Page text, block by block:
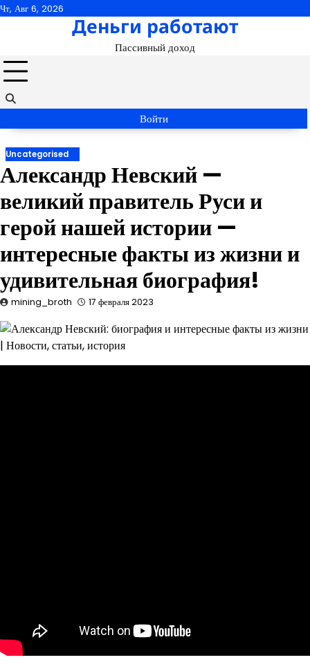
Перейти
Чт, Авг 6, 2026
Деньги работают
Пассивный доход
Войти
Uncategorised
Александр Невский —
великий правитель Руси и
герой нашей истории —
интересные факты из жизни и
удивительная биография!
mining_broth 17 февраля 2023